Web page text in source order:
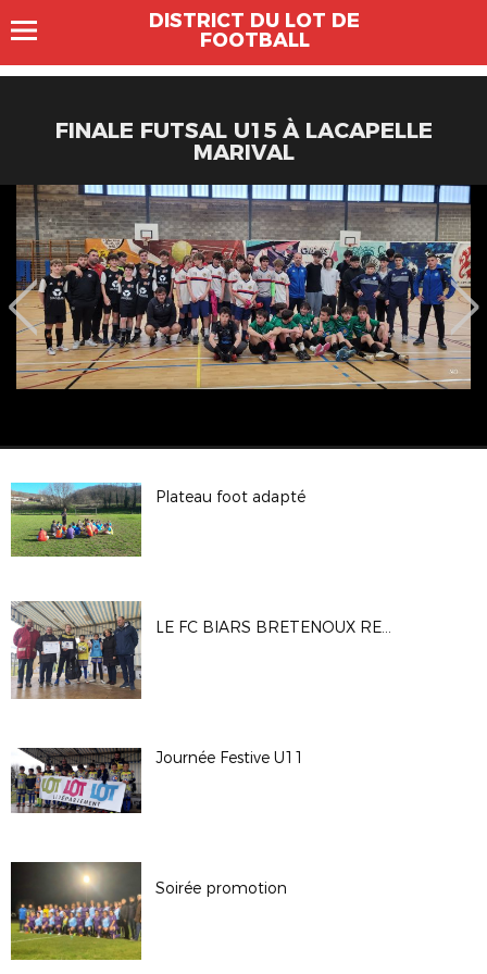
DISTRICT DU LOT DE
FOOTBALL
FINALE FUTSAL U15 À LACAPELLE
MARIVAL
Plateau foot adapté
LE FC BIARS BRETENOUX REÇOIT LE LABEL POUR LA SECTION FÉMININE
Journée Festive U11
Soirée promotion